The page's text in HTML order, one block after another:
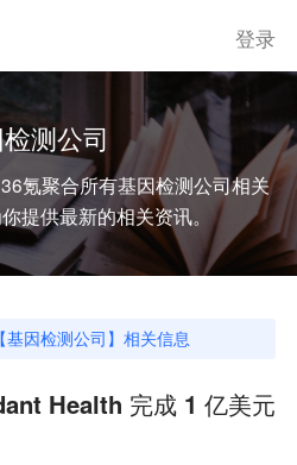
登录
测公司
氪聚合所有基因检测公司相关
提供最新的相关资讯。
基因检测公司 】相关信息
Health 完成 1 亿美元